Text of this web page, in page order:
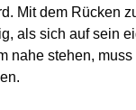
Mit dem Rücken
als sich auf sein
nahe stehen,